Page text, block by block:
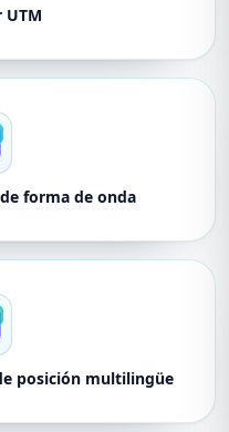
UTM
forma de onda
posición multilingüe